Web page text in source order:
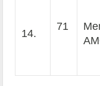
14.
71